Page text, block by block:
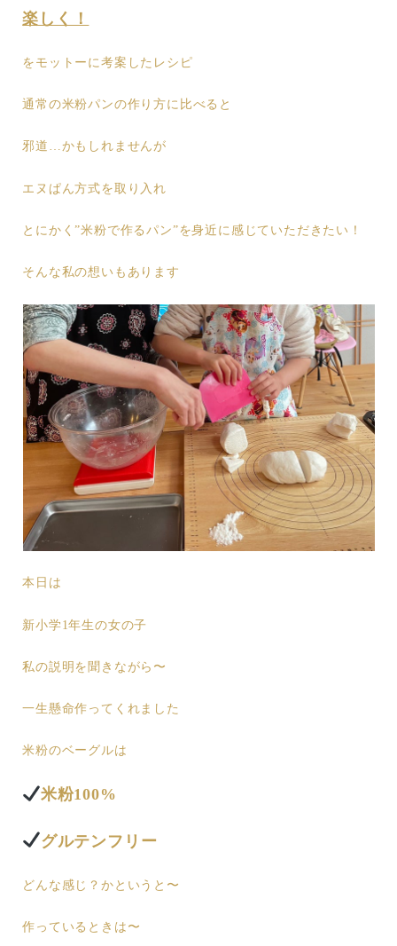
楽しく！
をモットーに考案したレシピ
通常の米粉パンの作り方に比べると
邪道…かもしれませんが
エヌぱん方式を取り入れ
とにかく”米粉で作るパン”を身近に感じていただきたい！
そんな私の想いもあります
本日は
新小学1年生の女の子
私の説明を聞きながら〜
一生懸命作ってくれました
米粉のベーグルは
米粉100%
グルテンフリー
どんな感じ？かというと〜
作っているときは〜